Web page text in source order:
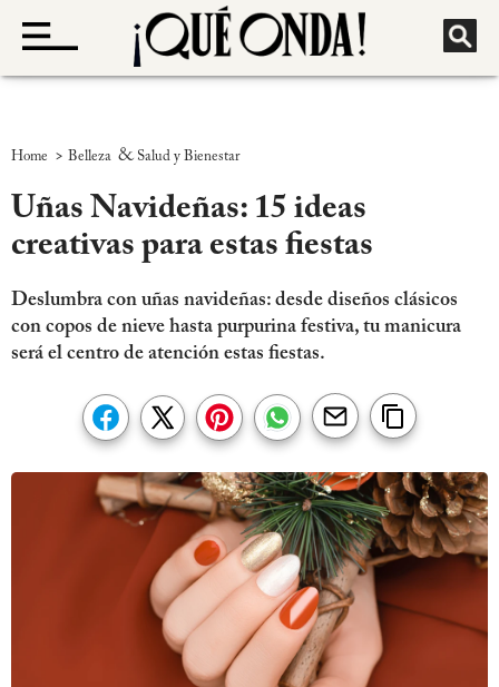
Home > Belleza & Salud y Bienestar
Uñas Navideñas: 15 ideas
creativas para estas fiestas
Deslumbra con uñas navideñas: desde diseños clásicos
con copos de nieve hasta purpurina festiva, tu manicura
será el centro de atención estas fiestas.